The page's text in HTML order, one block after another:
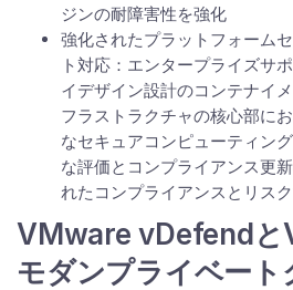
ジンの耐障害性を強化
強化されたプラットフォーム
ト対応：エンタープライズサ
イデザイン設計のコンテナイ
フラストラクチャの核心部に
なセキュアコンピューティン
な評価とコンプライアンス更
れたコンプライアンスとリス
VMware vDefendと
モダンプライベート